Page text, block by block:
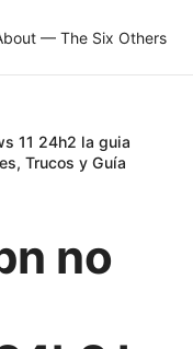
— The Six Others
11 24h2 la guia
Trucos y Guía
no